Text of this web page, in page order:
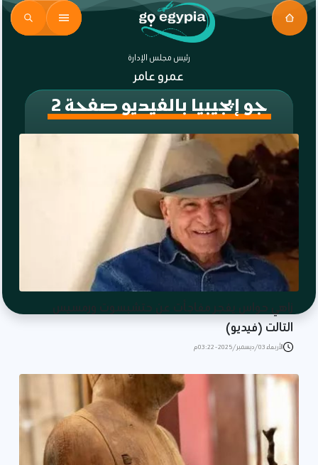
رئيس مجلس الإدارة
عمرو عامر
جو إيجيبيا بالفيديو صفحة 2
زاهي حواس يفجر مفاجأت عن حتشبسوت ورمسيس
التالت (فيديو)
الأربعاء 03/ديسمبر/2025 - 03:22 م